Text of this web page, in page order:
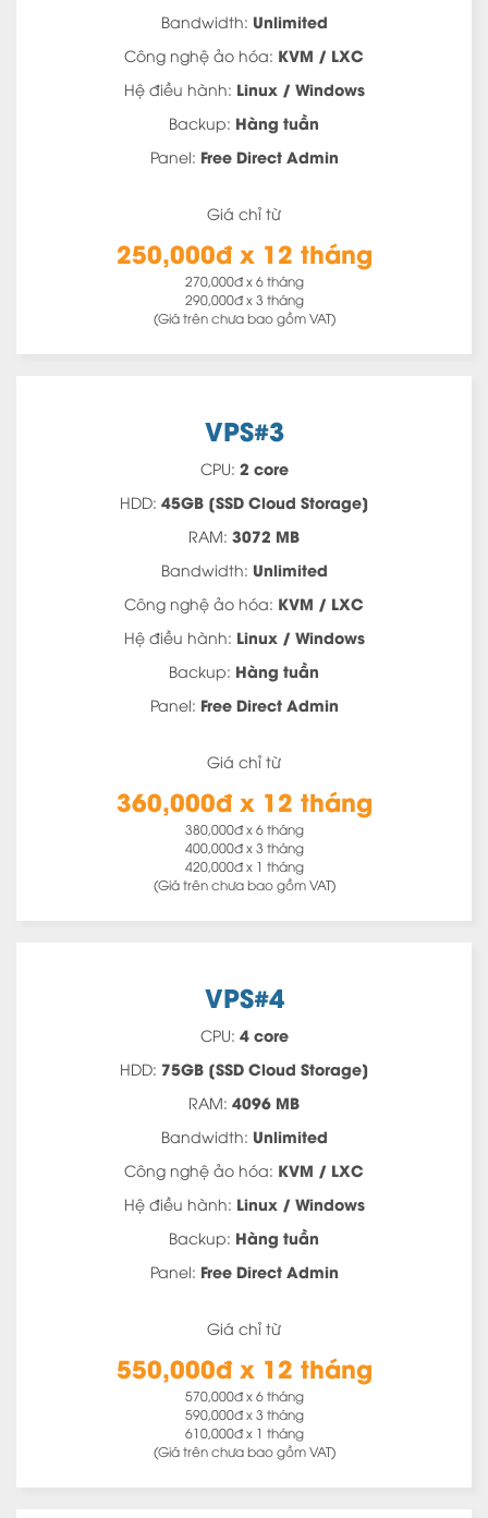
Bandwidth: Unlimited
Công nghệ ảo hóa: KVM / LXC
Hệ điều hành: Linux / Windows
Backup: Hàng tuần
Panel: Free Direct Admin
Giá chỉ từ
250,000đ x 12 tháng
270,000đ x 6 tháng
290,000đ x 3 tháng
(Giá trên chưa bao gồm VAT)
VPS#3
CPU: 2 core
HDD: 45GB [SSD Cloud Storage]
RAM: 3072 MB
Bandwidth: Unlimited
Công nghệ ảo hóa: KVM / LXC
Hệ điều hành: Linux / Windows
Backup: Hàng tuần
Panel: Free Direct Admin
Giá chỉ từ
360,000đ x 12 tháng
380,000đ x 6 tháng
400,000đ x 3 tháng
420,000đ x 1 tháng
(Giá trên chưa bao gồm VAT)
VPS#4
CPU: 4 core
HDD: 75GB [SSD Cloud Storage]
RAM: 4096 MB
Bandwidth: Unlimited
Công nghệ ảo hóa: KVM / LXC
Hệ điều hành: Linux / Windows
Backup: Hàng tuần
Panel: Free Direct Admin
Giá chỉ từ
550,000đ x 12 tháng
570,000đ x 6 tháng
590,000đ x 3 tháng
610,000đ x 1 tháng
(Giá trên chưa bao gồm VAT)